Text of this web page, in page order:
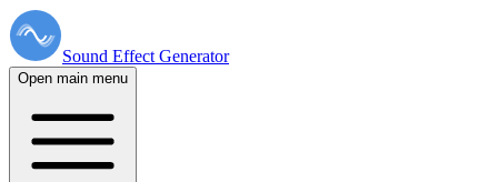
Sound Effect Generator
Open main menu